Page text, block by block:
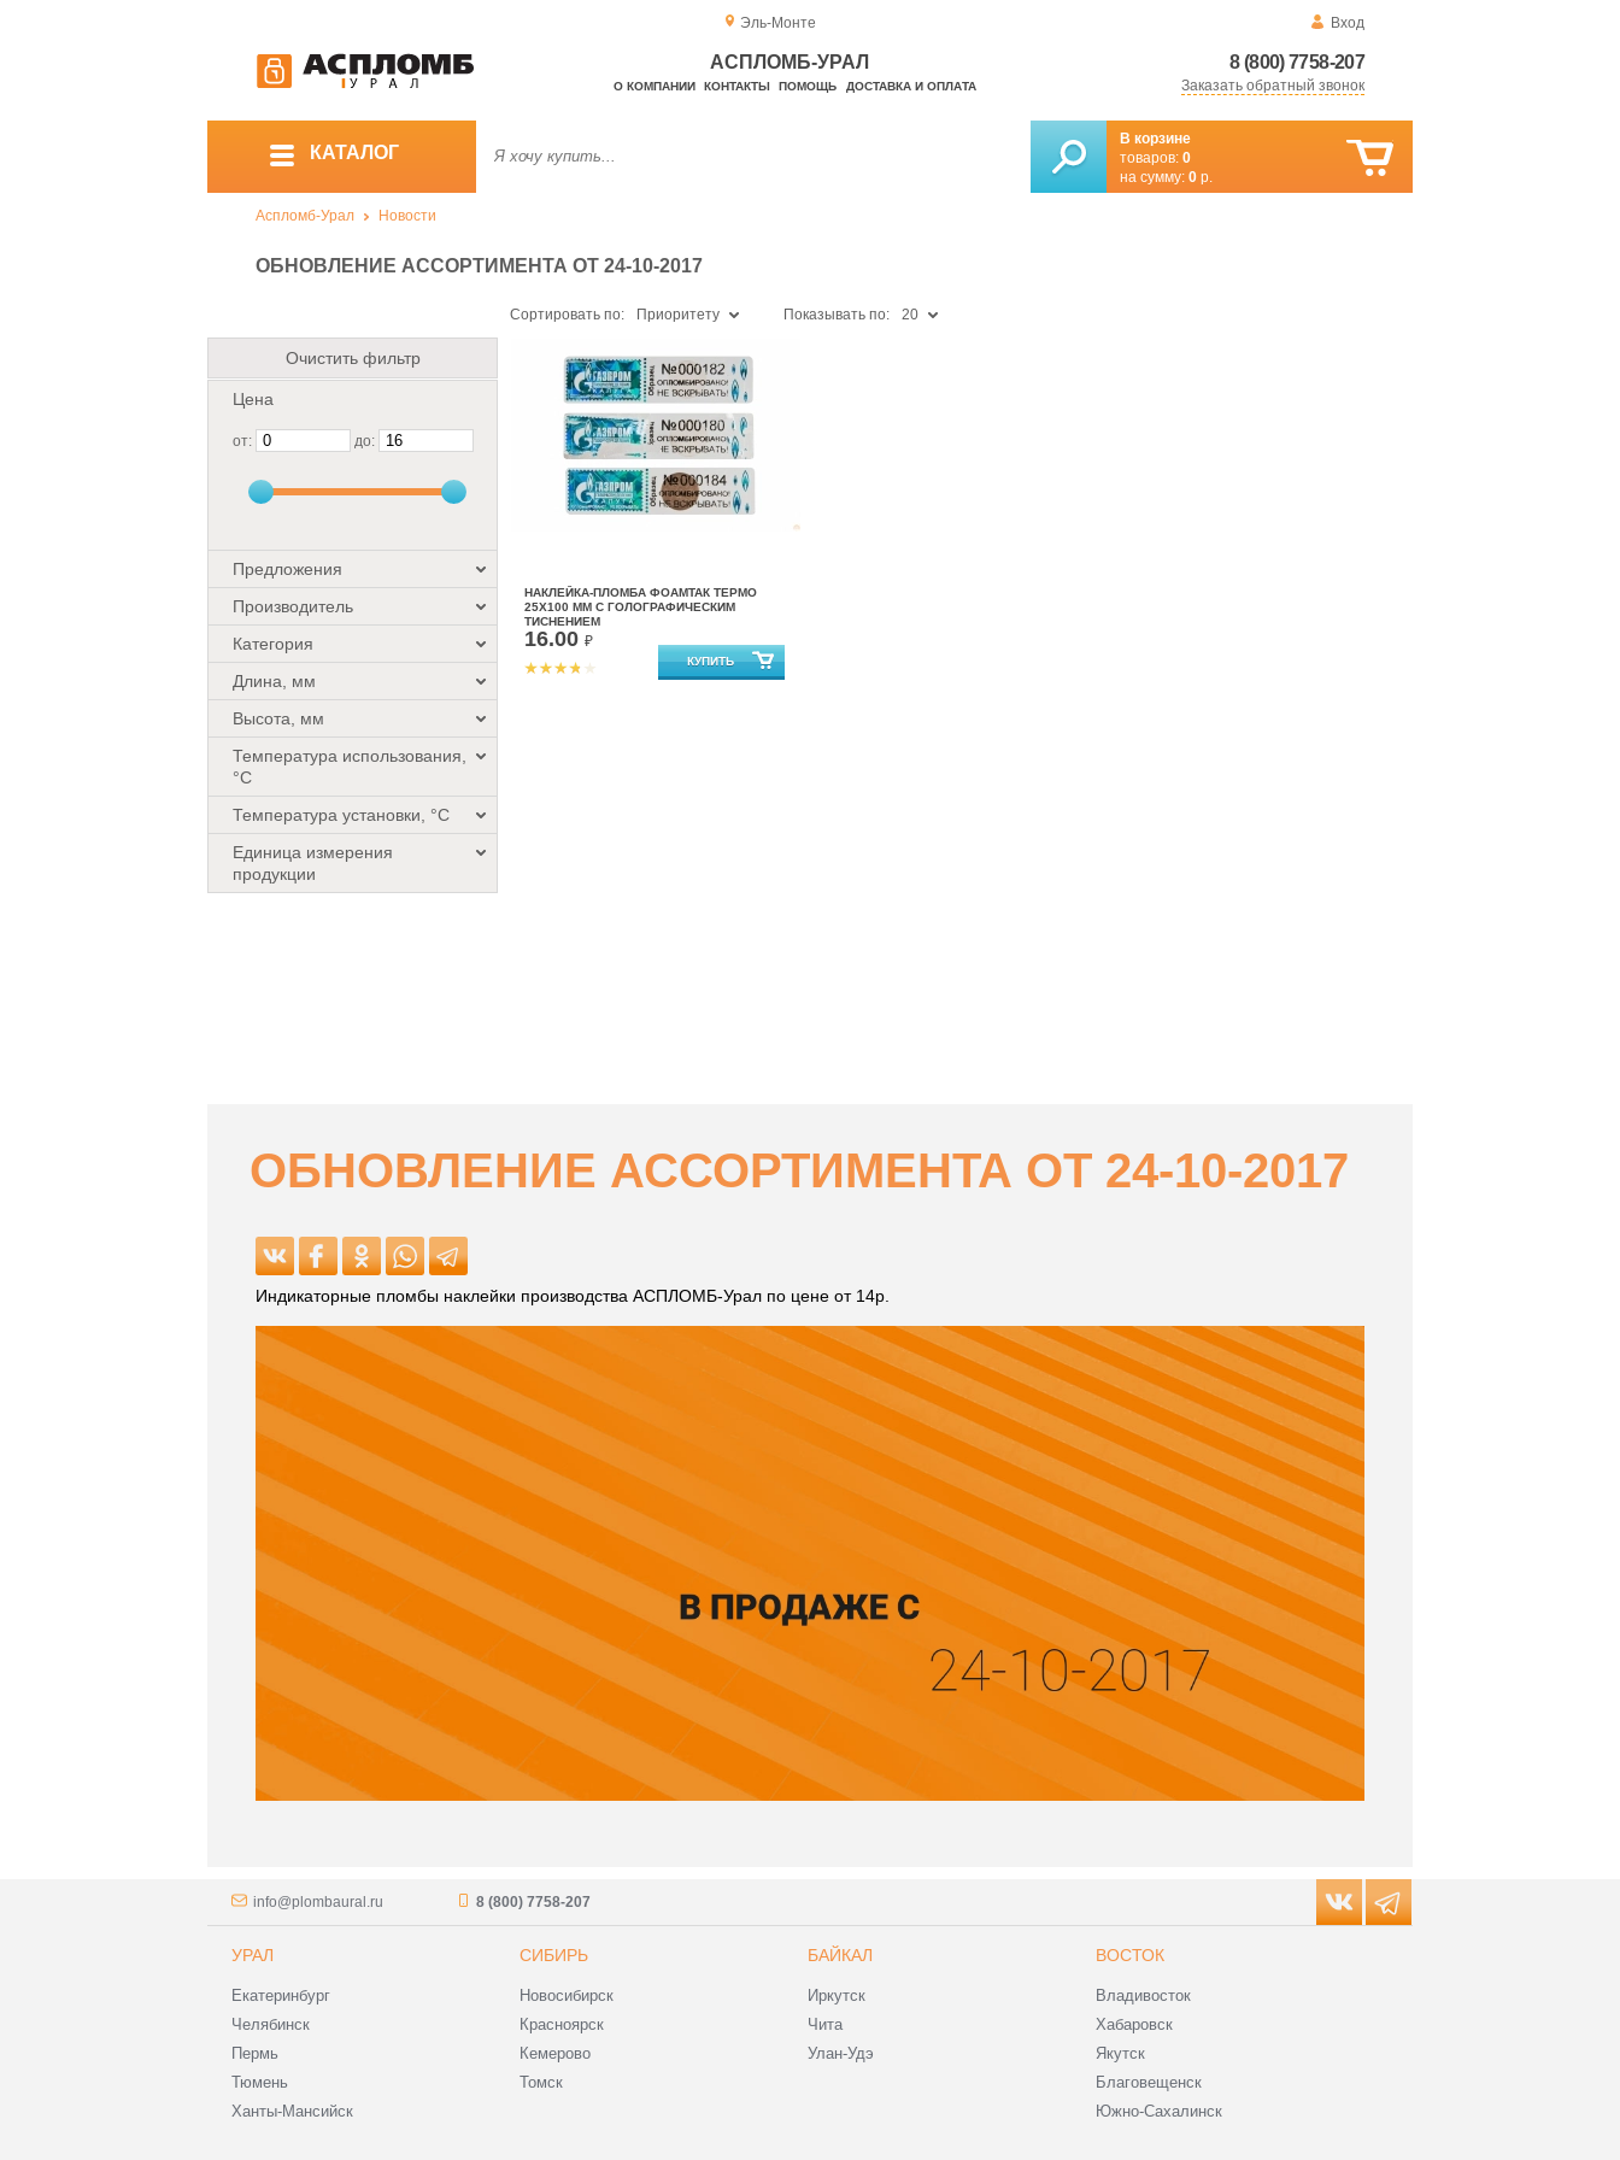
Эль-Монте Вход
8 (800) 7758-207
Заказать обратный звонок
АСПЛОМБ-УРАЛ
О КОМПАНИИ КОНТАКТЫ ПОМОЩЬ ДОСТАВКА И ОПЛАТА
КАТАЛОГ
В корзине
товаров: 0
на сумму: 0 р.
Аспломб-Урал Новости
ОБНОВЛЕНИЕ АССОРТИМЕНТА ОТ 24-10-2017
Очистить фильтр
Цена
от: до:
Предложения
Производитель
Категория
Длина, мм
Высота, мм
Температура использования,
°C
Температура установки, °C
Единица измерения
продукции
Сортировать по: Приоритету Показывать по: 20
НАКЛЕЙКА-ПЛОМБА ФОАМТАК ТЕРМО
25Х100 ММ С ГОЛОГРАФИЧЕСКИМ
ТИСНЕНИЕМ
16.00 ₽
ОБНОВЛЕНИЕ АССОРТИМЕНТА ОТ 24-10-2017
Индикаторные пломбы наклейки производства АСПЛОМБ-Урал по цене от 14р.
info@plombaural.ru 8 (800) 7758-207
УРАЛ
Екатеринбург
Челябинск
Пермь
Тюмень
Ханты-Мансийск
СИБИРЬ
Новосибирск
Красноярск
Кемерово
Томск
БАЙКАЛ
Иркутск
Чита
Улан-Удэ
ВОСТОК
Владивосток
Хабаровск
Якутск
Благовещенск
Южно-Сахалинск